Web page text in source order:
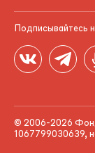
Подписывайтесь
© 2006-2026
1067799030639,